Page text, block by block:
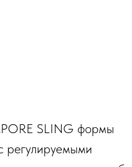
SLING формы
регулируемыми